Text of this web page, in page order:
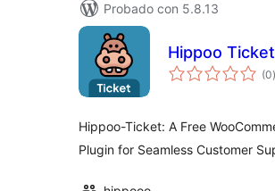
Probado con 5.8.13
Hippoo Ticket
(0)
Hippoo-Ticket: A Free
Plugin for Seamless Customer